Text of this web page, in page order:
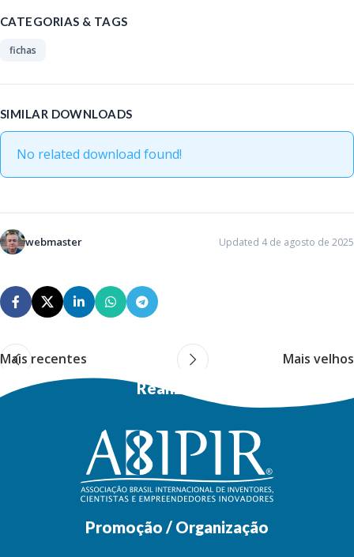
CATEGORIAS & TAGS
fichas
SIMILAR DOWNLOADS
No related download found!
webmaster Updated 4 de agosto de 2025
Mais recentes Mais velhos
Realização
Promoção / Organização